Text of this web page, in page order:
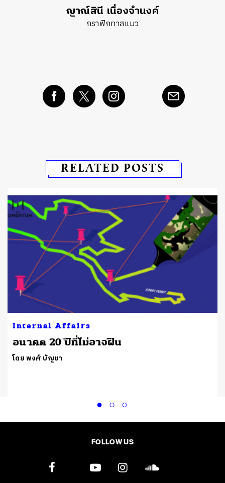
ญาณ์สินี เนื่องจำนงค์
กราฟิกทาสแมว
RELATED POSTS
Internal Affairs
อนาคต 20 ปีที่ไม่อาจฝืน
โดย พงศ์ บัญชา
FOLLOW US